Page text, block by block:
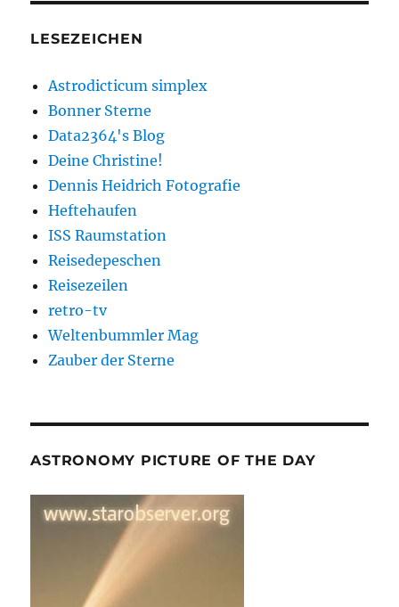
LESEZEICHEN
Astrodicticum simplex
Bonner Sterne
Data2364's Blog
Deine Christine!
Dennis Heidrich Fotografie
Heftehaufen
ISS Raumstation
Reisedepeschen
Reisezeilen
retro-tv
Weltenbummler Mag
Zauber der Sterne
ASTRONOMY PICTURE OF THE DAY